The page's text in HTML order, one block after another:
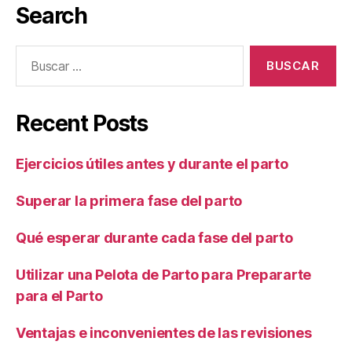
Search
Recent Posts
Ejercicios útiles antes y durante el parto
Superar la primera fase del parto
Qué esperar durante cada fase del parto
Utilizar una Pelota de Parto para Prepararte
para el Parto
Ventajas e inconvenientes de las revisiones